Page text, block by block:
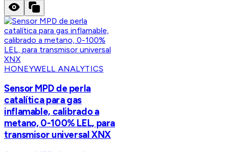
HONEYWELL ANALYTICS
Sensor MPD de perla
catalítica para gas
inflamable, calibrado a
metano, 0-100% LEL, para
transmisor universal XNX